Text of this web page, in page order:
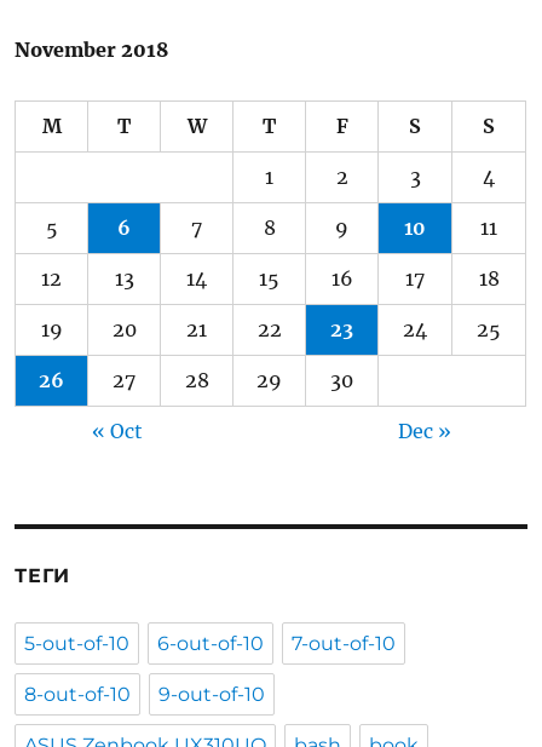
November 2018
M T W T F S S
1 2 3 4
5 6 7 8 9 10 11
12 13 14 15 16 17 18
19 20 21 22 23 24 25
26 27 28 29 30
« Oct Dec »
ТЕГИ
5-out-of-10 6-out-of-10 7-out-of-10
8-out-of-10 9-out-of-10